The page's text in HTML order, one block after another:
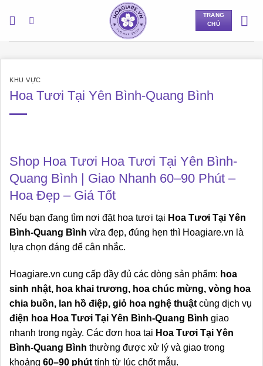
TRANG
CHỦ
KHU VỰC
Hoa Tươi Tại Yên Bình-Quang Bình
Shop Hoa Tươi Hoa Tươi Tại Yên Bình-
Quang Bình | Giao Nhanh 60–90 Phút –
Hoa Đẹp – Giá Tốt
Nếu bạn đang tìm nơi đặt hoa tươi tại Hoa Tươi Tại Yên
Bình-Quang Bình vừa đẹp, đúng hẹn thì Hoagiare.vn là
lựa chọn đáng để cân nhắc.
Hoagiare.vn cung cấp đầy đủ các dòng sản phẩm: hoa
sinh nhật, hoa khai trương, hoa chúc mừng, vòng hoa
chia buồn, lan hồ điệp, giỏ hoa nghệ thuật cùng dịch vụ
điện hoa Hoa Tươi Tại Yên Bình-Quang Bình giao
nhanh trong ngày. Các đơn hoa tại Hoa Tươi Tại Yên
Bình-Quang Bình thường được xử lý và giao trong
khoảng 60–90 phút tính từ lúc chốt mẫu.